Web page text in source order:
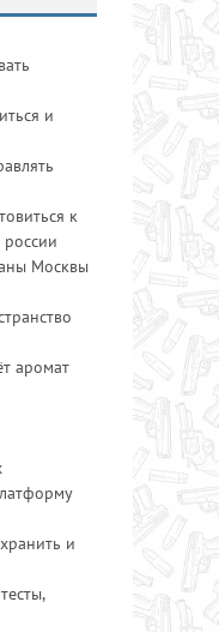
и
к
Москвы
аромат
и